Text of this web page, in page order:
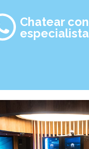
Chatear con
especialista